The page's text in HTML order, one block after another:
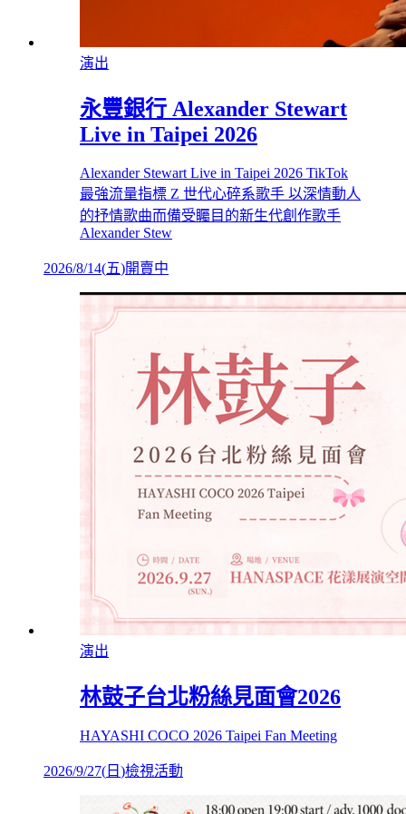
演出
永豐銀行 Alexander Stewart
Live in Taipei 2026
Alexander Stewart Live in Taipei 2026 TikTok
最強流量指標 Z 世代心碎系歌手 以深情動人
的抒情歌曲而備受矚目的新生代創作歌手
Alexander Stew
2026/8/14(五)開賣中
演出
林鼓子台北粉絲見面會2026
HAYASHI COCO 2026 Taipei Fan Meeting
2026/9/27( 日 )檢視活動